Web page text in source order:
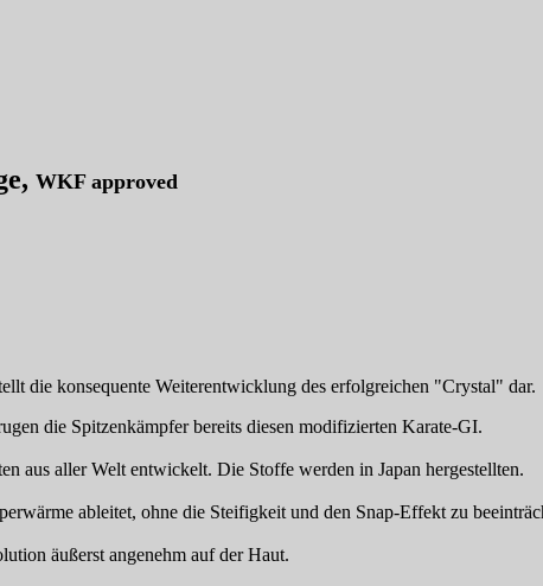
, WKF approved
die konsequente Weiterentwicklung des erfolgreichen "Crystal" dar.
die Spitzenkämpfer bereits diesen modifizierten Karate-GI.
aus aller Welt entwickelt. Die Stoffe werden in Japan hergestellten.
ableitet, ohne die Steifigkeit und den Snap-Effekt zu
äußerst angenehm auf der Haut.